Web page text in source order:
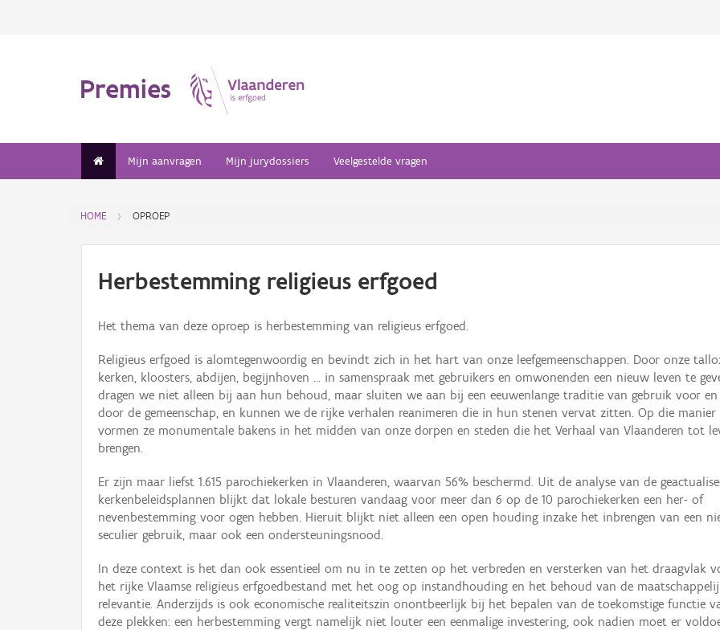
Premies
Mijn aanvragen Mijn jurydossiers Veelgestelde vragen
HOME OPROEP
Herbestemming religieus erfgoed
Het thema van deze oproep is herbestemming van religieus erfgoed.
Religieus erfgoed is alomtegenwoordig en bevindt zich in het hart van onze leefgemeenschappen. Door onze
kerken, kloosters, abdijen, begijnhoven … in samenspraak met gebruikers en omwonenden een nieuw leven te
dragen we niet alleen bij aan hun behoud, maar sluiten we aan bij een eeuwenlange traditie van gebruik voor en
door de gemeenschap, en kunnen we de rijke verhalen reanimeren die in hun stenen vervat zitten. Op die manier
vormen ze monumentale bakens in het midden van onze dorpen en steden die het Verhaal van Vlaanderen tot
brengen.
Er zijn maar liefst 1.615 parochiekerken in Vlaanderen, waarvan 56% beschermd. Uit de analyse van de
kerkenbeleidsplannen blijkt dat lokale besturen vandaag voor meer dan 6 op de 10 parochiekerken een her- of
nevenbestemming voor ogen hebben. Hieruit blijkt niet alleen een open houding inzake het inbrengen van een
seculier gebruik, maar ook een ondersteuningsnood.
In deze context is het dan ook essentieel om nu in te zetten op het verbreden en versterken van het draagvlak
het rijke Vlaamse religieus erfgoedbestand met het oog op instandhouding en het behoud van de
relevantie. Anderzijds is ook economische realiteitszin onontbeerlijk bij het bepalen van de toekomstige functie
deze plekken: een herbestemming vergt namelijk niet louter een eenmalige investering, ook nadien moet er